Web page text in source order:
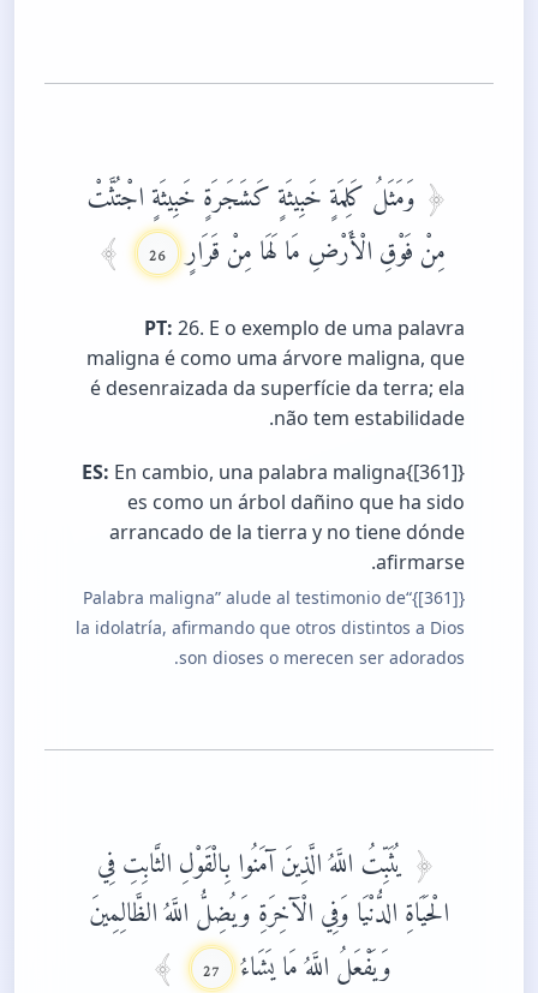
وَمَثَلُ كَلِمَةٍ خَبِيثَةٍ كَشَجَرَةٍ خَبِيثَةٍ اجْتُثَّتْ
مِنْ فَوْقِ الْأَرْضِ مَا لَهَا مِنْ قَرَارٍ 26
PT: 26. E o exemplo de uma palavra
maligna é como uma árvore maligna, que
é desenraizada da superfície da terra; ela
não tem estabilidade.
ES: En cambio, una palabra maligna{[361]}
es como un árbol dañino que ha sido
arrancado de la tierra y no tiene dónde
afirmarse.
{[361]}“Palabra maligna” alude al testimonio de
la idolatría, afirmando que otros distintos a Dios
son dioses o merecen ser adorados.
يُثَبِّتُ اللَّهُ الَّذِينَ آمَنُوا بِالْقَوْلِ الثَّابِتِ فِي
الْحَيَاةِ الدُّنْيَا وَفِي الْآخِرَةِ وَيُضِلُّ اللَّهُ الظَّالِمِينَ
وَيَفْعَلُ اللَّهُ مَا يَشَاءُ 27